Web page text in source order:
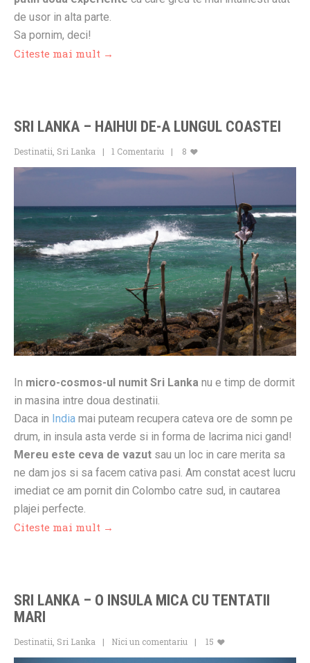
de usor in alta parte.
Sa pornim, deci!
Citeste mai mult →
SRI LANKA – HAIHUI DE-A LUNGUL COASTEI
Destinatii Sri Lanka 1 Comentariu 8
In micro-cosmos-ul numit Sri Lanka nu e timp de dormit
in masina intre doua destinatii.
Daca in India mai puteam recupera cateva ore de somn pe
drum, in insula asta verde si in forma de lacrima nici gand!
Mereu este ceva de vazut sau un loc in care merita sa
ne dam jos si sa facem cativa pasi. Am constat acest lucru
imediat ce am pornit din Colombo catre sud, in cautarea
plajei perfecte.
Citeste mai mult →
SRI LANKA – O INSULA MICA CU TENTATII
MARI
Destinatii Sri Lanka Nici un comentariu 15